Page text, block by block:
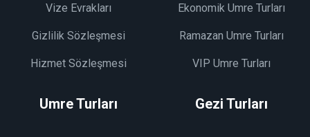
Vize Evrakları
Gizlilik Sözleşmesi
Hizmet Sözleşmesi
Ekonomik Umre Turları
Ramazan Umre Turları
VIP Umre Turları
Umre Turları Gezi Turları